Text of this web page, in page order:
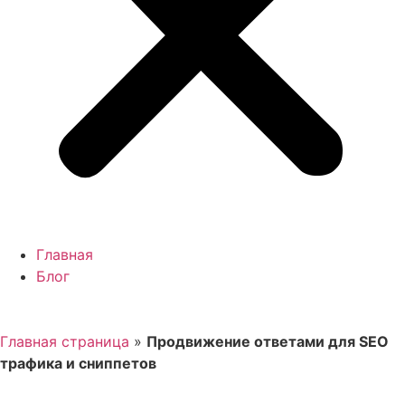
Главная
Блог
Главная страница » Продвижение ответами для SEO
трафика и сниппетов